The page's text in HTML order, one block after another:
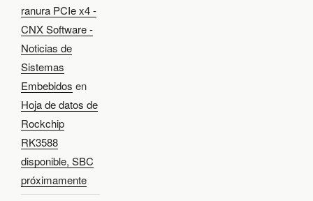
ranura PCIe x4 -
CNX Software -
Noticias de
Sistemas
Embebidos en
Hoja de datos de
Rockchip
RK3588
disponible, SBC
próximamente